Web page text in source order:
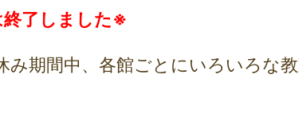
了しました※
期間中、各館ごとにいろいろな